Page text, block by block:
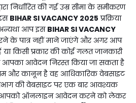
निर्धारित की गई उम्र सीमा के समीकरण
BIHAR SI VACANCY 2025 प्रक्रिया
आप इस BIHAR SI VACANCY
के पात्र नहीं माने जाएंगे और अगर आप
किसी प्रकार की कोई गलत जानकारी
आवेदन निरस्त किया जा सकता है
और कानून है वह आधिकारिक वेबसाइट
की वेबसाइट पर एक बार आवश्यक
आपको ऑनलाइन आवेदन करने को लेकर